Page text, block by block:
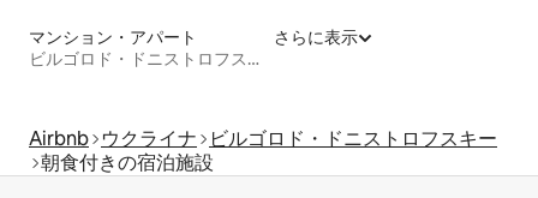
マンション・アパート
ビルゴロド・ドニストロフスキー
さらに表示
Airbnb ウクライナ
ビルゴロド・ドニストロフスキー
朝食付きの宿泊施設